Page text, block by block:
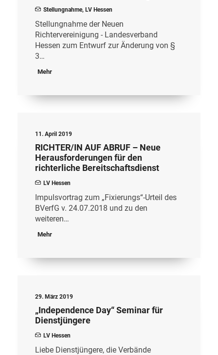
Stellungnahme, LV Hessen
Stellungnahme der Neuen
Richtervereinigung - Landesverband
Hessen zum Entwurf zur Änderung von §
3…
Mehr
11. April 2019
RICHTER/IN AUF ABRUF – Neue
Herausforderungen für den
richterliche Bereitschaftsdienst
LV Hessen
Impulsvortrag zum „Fixierungs“-Urteil des
BVerfG v. 24.07.2018 und zu den
weiteren…
Mehr
29. März 2019
„Independence Day“ Seminar für
Dienstjüngere
LV Hessen
Liebe Dienstjüngere, die Verbände